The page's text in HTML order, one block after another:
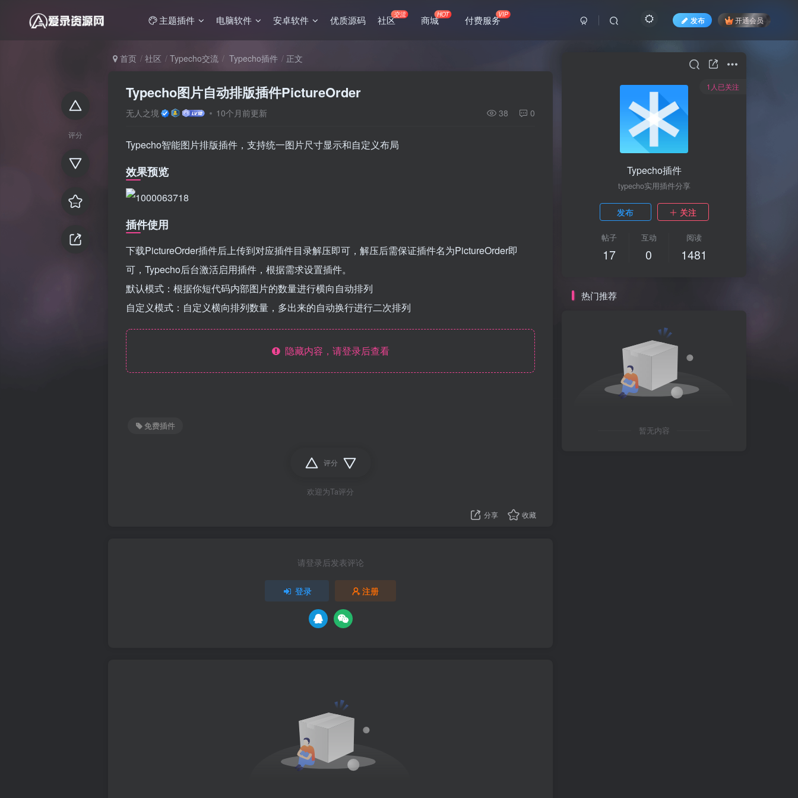
主题插件 电脑软件 安卓软件 优质源码 社区交流 商城HOT 付费服务VIP
发布 开通会员
评分
首页 社区 Typecho交流 Typecho插件 正文
Typecho图片自动排版插件PictureOrder
无人之境 10个月前更新 38 0
Typecho智能图片排版插件，支持统一图片尺寸显示和自定义布局
效果预览
插件使用
下载PictureOrder插件后上传到对应插件目录解压即可，解压后需保证插件名为PictureOrder即
可，Typecho后台激活启用插件，根据需求设置插件。
默认模式：根据你短代码内部图片的数量进行横向自动排列
自定义模式：自定义横向排列数量，多出来的自动换行进行二次排列
隐藏内容，请登录后查看
免费插件
评分
欢迎为Ta评分
分享 收藏
请登录后发表评论
登录 注册
1人已关注
Typecho插件
typecho实用插件分享
发布 关注
帖子
17
互动
0
阅读
1481
热门推荐
暂无内容